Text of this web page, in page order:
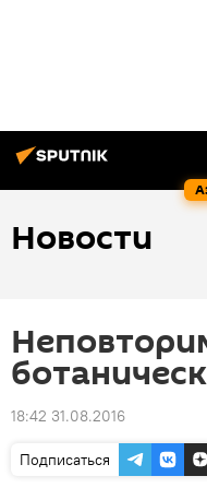
Новости
18:42 31.08.2016
Подписаться